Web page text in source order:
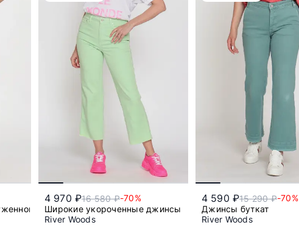
кроя из смесового хлопка
4 970 ₽16 580 ₽-70%
Широкие укороченные джинсы
River Woods
4 590 ₽15 290 ₽-70%
Джинсы буткат
River Woods